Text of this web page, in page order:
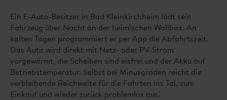
Ein E-Auto-Besitzer in Bad Kleinkirchheim lädt sein
Fahrzeug über Nacht an der heimischen Wallbox. An
kalten Tagen programmiert er per App die Abfahrtszeit.
Das Auto wird direkt mit Netz- oder PV-Strom
vorgewärmt, die Scheiben sind eisfrei und der Akku auf
Betriebstemperatur. Selbst bei Minusgraden reicht die
verbleibende Reichweite für die Fahrten ins Tal, zum
Einkauf und wieder zurück problemlos aus.